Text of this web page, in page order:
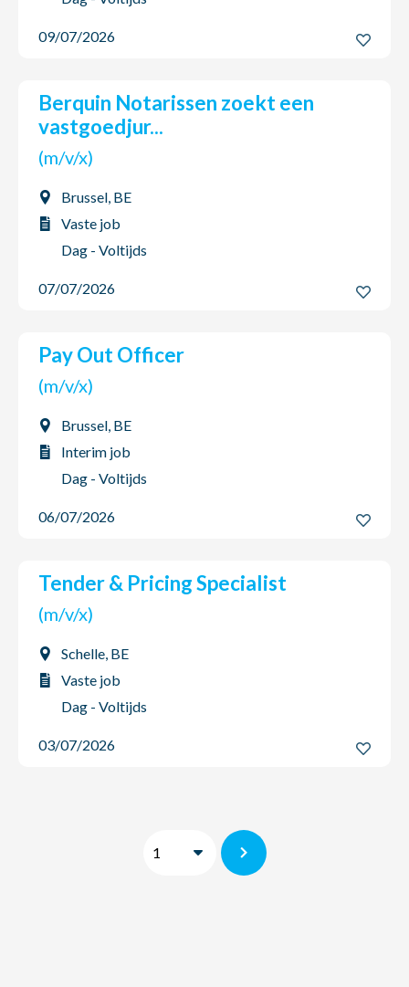
09/07/2026
Berquin Notarissen zoekt een
vastgoedjur...
(m/v/x)
Brussel, BE
Vaste job
Dag - Voltijds
07/07/2026
Pay Out Officer
(m/v/x)
Brussel, BE
Interim job
Dag - Voltijds
06/07/2026
Tender & Pricing Specialist
(m/v/x)
Schelle, BE
Vaste job
Dag - Voltijds
03/07/2026